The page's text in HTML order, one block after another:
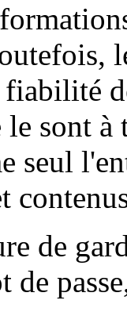
le sont
seul
de